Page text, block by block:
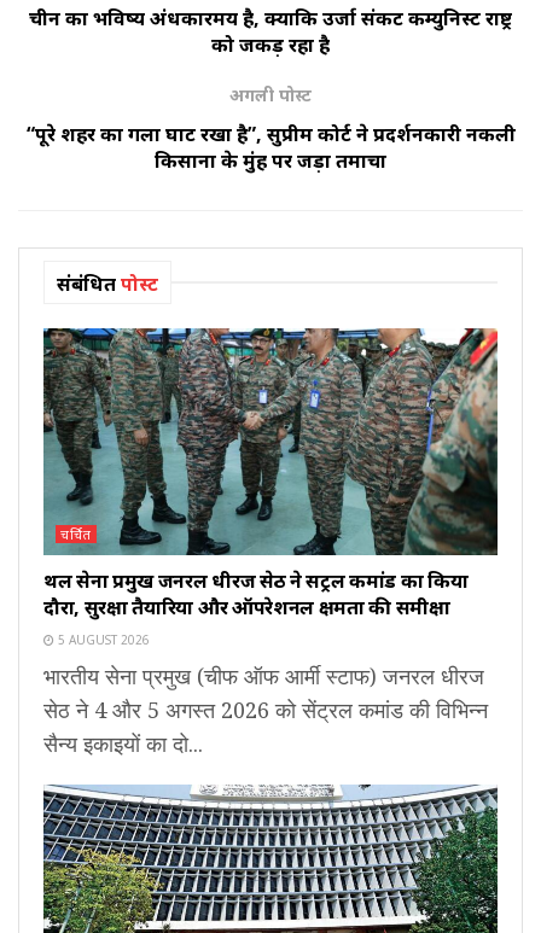
चीन का भविष्य अंधकारमय है, क्योंकि उर्जा संकट कम्युनिस्ट राष्ट्र
को जकड़ रहा है
अगली पोस्ट
“पूरे शहर का गला घोंट रखा है”, सुप्रीम कोर्ट ने प्रदर्शनकारी नकली
किसानों के मुंह पर जड़ा तमाचा
संबंधितपोस्ट
चर्चित
थल सेना प्रमुख जनरल धीरज सेठ ने सेंट्रल कमांड का किया
दौरा, सुरक्षा तैयारियों और ऑपरेशनल क्षमता की समीक्षा
5 AUGUST 2026
भारतीय सेना प्रमुख (चीफ ऑफ आर्मी स्टाफ) जनरल धीरज
सेठ ने 4 और 5 अगस्त 2026 को सेंट्रल कमांड की विभिन्न
सैन्य इकाइयों का दो...